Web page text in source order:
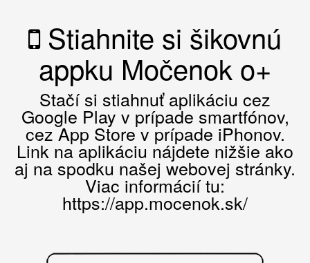
Stiahnite si šikovnú
appku Močenok o+
Stačí si stiahnuť aplikáciu cez
Google Play v prípade smartfónov,
cez App Store v prípade iPhonov.
Link na aplikáciu nájdete nižšie ako
aj na spodku našej webovej stránky.
Viac informácií tu:
https://app.mocenok.sk/